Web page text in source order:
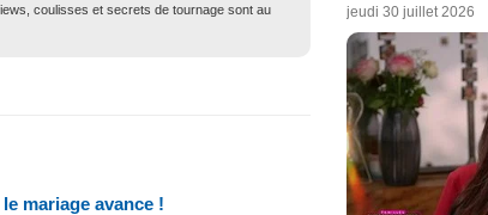
coulisses et secrets de tournage sont au
mariage avance !
jeudi 30 juillet 2026